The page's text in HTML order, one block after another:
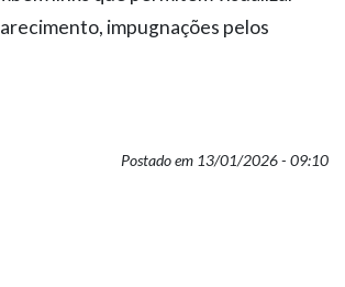
impugnações pelos
Postado em 13/01/2026 - 09:10